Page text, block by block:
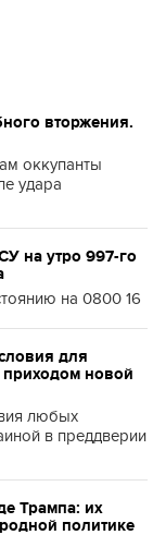
вторжения.
оккупанты
удара
на утро 997-го
на 0800 16
для
приходом новой
любых
в преддверии
Трампа: их
политике